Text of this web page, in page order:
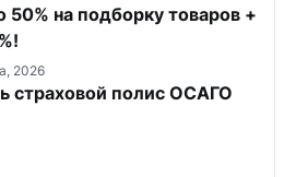
50% на подборку товаров +
2026
страховой полис ОСАГО